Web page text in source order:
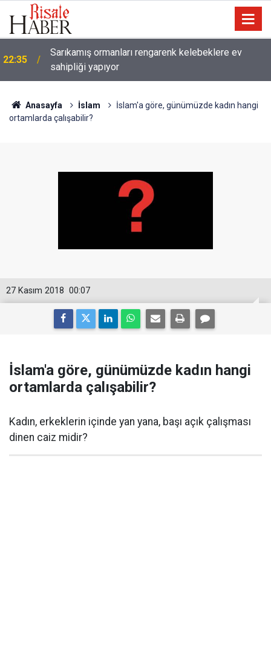
22:35
Sarıkamış ormanları rengarenk kelebeklere ev
sahipliği yapıyor
Anasayfa İslam
İslam'a göre, günümüzde kadın hangi
ortamlarda çalışabilir?
00:07
27 Kasım 2018
İslam'a göre, günümüzde kadın hangi
ortamlarda çalışabilir?
Kadın, erkeklerin içinde yan yana, başı açık çalışması
dinen caiz midir?